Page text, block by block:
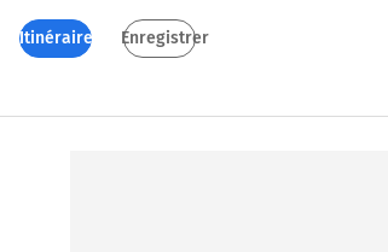
Itinéraires Enregistrer